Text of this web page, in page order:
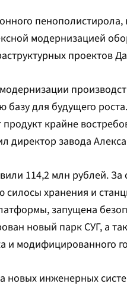
модернизацией
проектов
для будущего
крайне
директор завода
114,2 млн рублей.
хранения и
запущена
новый парк СУГ, а
и модифицированного
инженерных